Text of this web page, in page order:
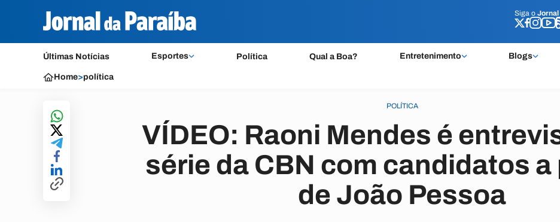
Siga o Jornal
Últimas Notícias Esportes Política Qual a Boa? Entretenimento Blogs
Siga o Jornal
Home>política
POLÍTICA
VÍDEO: Raoni Mendes é
série da CBN com candidatos
de João Pessoa